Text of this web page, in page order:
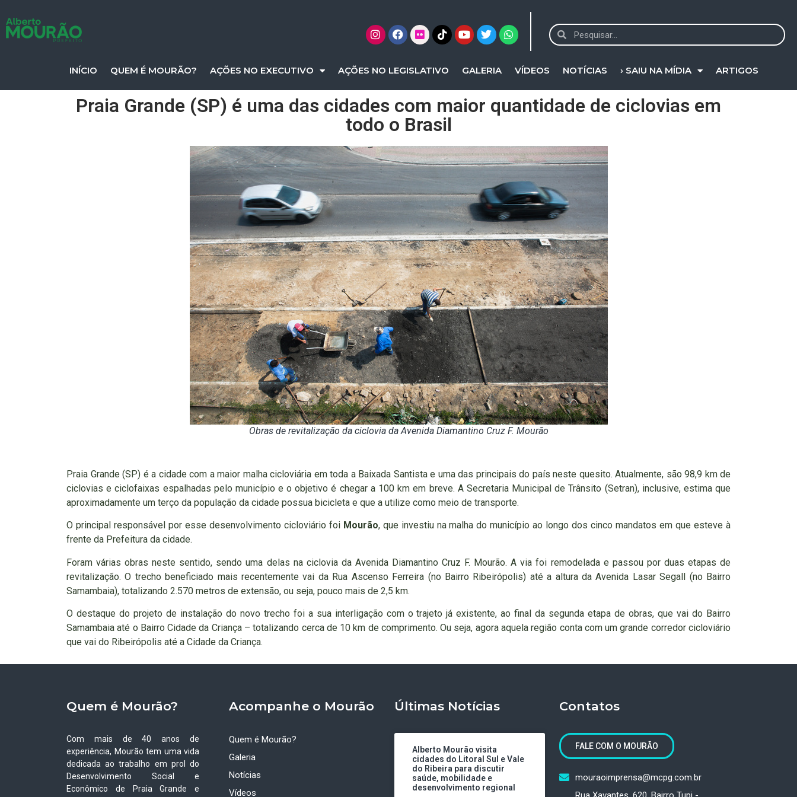
INÍCIO QUEM É MOURÃO? AÇÕES NO EXECUTIVO AÇÕES NO LEGISLATIVO GALERIA VÍDEOS NOTÍCIAS › SAIU NA MÍDIA ARTIGOS
Praia Grande (SP) é uma das cidades com maior quantidade de ciclovias em
todo o Brasil
Obras de revitalização da ciclovia da Avenida Diamantino Cruz F. Mourão
Praia Grande (SP) é a cidade com a maior malha cicloviária em toda a Baixada Santista e uma das principais do país neste quesito. Atualmente, são 98,9 km de
ciclovias e ciclofaixas espalhadas pelo município e o objetivo é chegar a 100 km em breve. A Secretaria Municipal de Trânsito (Setran), inclusive, estima que
aproximadamente um terço da população da cidade possua bicicleta e que a utilize como meio de transporte.
O principal responsável por esse desenvolvimento cicloviário foi Mourão, que investiu na malha do município ao longo dos cinco mandatos em que esteve à
frente da Prefeitura da cidade.
Foram várias obras neste sentido, sendo uma delas na ciclovia da Avenida Diamantino Cruz F. Mourão. A via foi remodelada e passou por duas etapas de
revitalização. O trecho beneficiado mais recentemente vai da Rua Ascenso Ferreira (no Bairro Ribeirópolis) até a altura da Avenida Lasar Segall (no Bairro
Samambaia), totalizando 2.570 metros de extensão, ou seja, pouco mais de 2,5 km.
O destaque do projeto de instalação do novo trecho foi a sua interligação com o trajeto já existente, ao final da segunda etapa de obras, que vai do Bairro
Samambaia até o Bairro Cidade da Criança – totalizando cerca de 10 km de comprimento. Ou seja, agora aquela região conta com um grande corredor cicloviário
que vai do Ribeirópolis até a Cidade da Criança.
Quem é Mourão?
Com mais de 40 anos de
experiência, Mourão tem uma vida
dedicada ao trabalho em prol do
Desenvolvimento Social e
Econômico de Praia Grande e
Acompanhe o Mourão
Quem é Mourão?
Galeria
Notícias
Vídeos
Últimas Notícias
Alberto Mourão visita
cidades do Litoral Sul e Vale
do Ribeira para discutir
saúde, mobilidade e
desenvolvimento regional
Contatos
FALE COM O MOURÃO
mouraoimprensa@mcpg.com.br